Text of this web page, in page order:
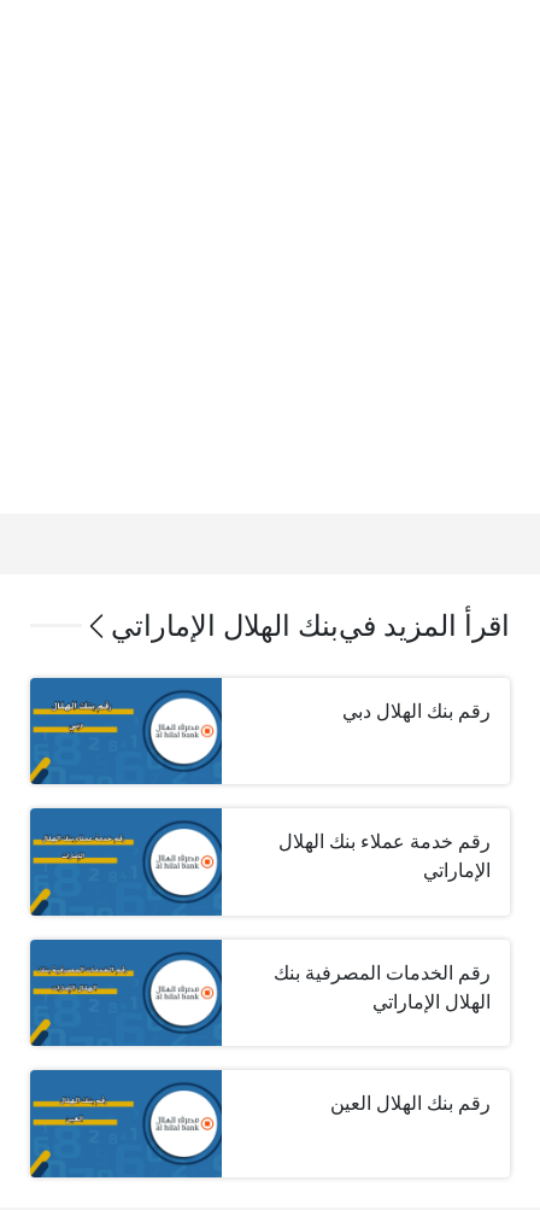
اقرأ المزيد فيبنك الهلال الإماراتي
رقم بنك الهلال دبي
رقم خدمة عملاء بنك الهلال
الإماراتي
رقم الخدمات المصرفية بنك
الهلال الإماراتي
رقم بنك الهلال العين